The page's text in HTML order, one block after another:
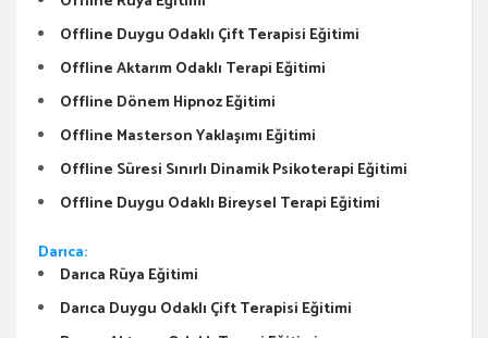
Offline Duygu Odaklı Çift Terapisi Eğitimi
Offline Aktarım Odaklı Terapi Eğitimi
Offline Dönem Hipnoz Eğitimi
Offline Masterson Yaklaşımı Eğitimi
Offline Süresi Sınırlı Dinamik Psikoterapi Eğitimi
Offline Duygu Odaklı Bireysel Terapi Eğitimi
Darıca:
Darıca Rüya Eğitimi
Darıca Duygu Odaklı Çift Terapisi Eğitimi